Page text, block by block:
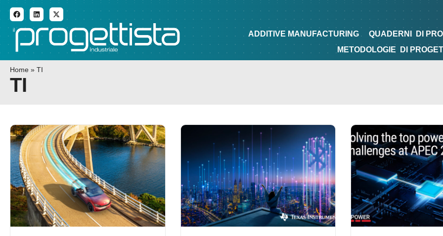
ADDITIVE MANUFACTURING QUADERNI DI PROGETTAZIONE TIPS&TRICKS
ADDITIVE MANUFACTURING QUADERNI DI
METODOLOGIE
DI
Home » TI
TI